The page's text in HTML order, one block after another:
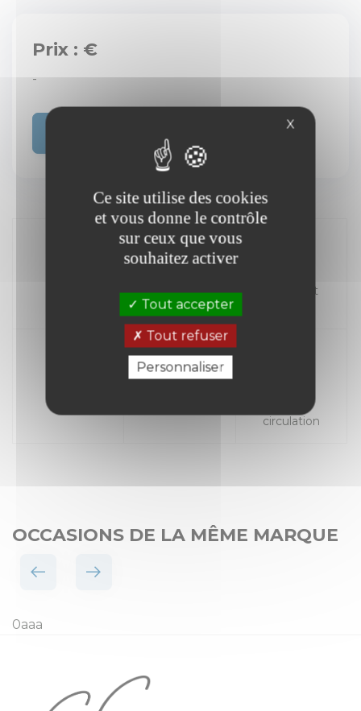
Prix : €
-
Kilométrage Carburant
circulation
OCCASIONS DE LA MÊME MARQUE
0aaa
X
Ce site utilise des cookies
et vous donne le contrôle
sur ceux que vous
souhaitez activer
Tout accepter
Tout refuser
Personnaliser